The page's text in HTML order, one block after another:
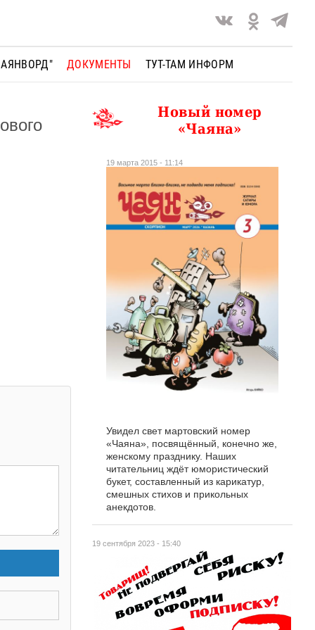
ДОКУМЕНТЫ ТУТ-ТАМ ИНФОРМ
19 сентября 2023 - 15:40
Новый номер
«Чаяна»
19 марта 2015 - 11:14
Увидел свет мартовский номер
«Чаяна», посвящённый, конечно же,
женскому празднику. Наших
читательниц ждёт юмористический
букет, составленный из карикатур,
смешных стихов и прикольных
анекдотов.